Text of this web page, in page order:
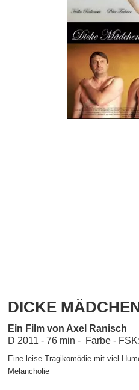
DICKE
Ein Film von Axel Ranisch
D 2011 - 76 min - Farbe -
Eine leise Tragikomödie mit viel
Melancholie